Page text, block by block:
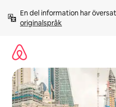
innehåll
En del information har
originalspråk